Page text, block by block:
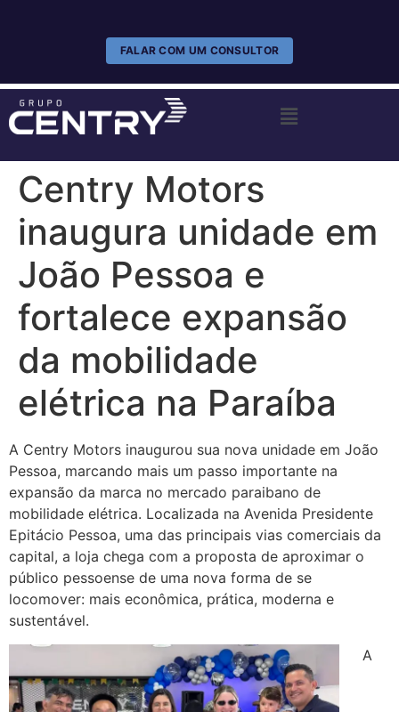
FALAR COM UM CONSULTOR
Centry Motors
inaugura unidade em
João Pessoa e
fortalece expansão
da mobilidade
elétrica na Paraíba
A Centry Motors inaugurou sua nova unidade em João
Pessoa, marcando mais um passo importante na
expansão da marca no mercado paraibano de
mobilidade elétrica. Localizada na Avenida Presidente
Epitácio Pessoa, uma das principais vias comerciais da
capital, a loja chega com a proposta de aproximar o
público pessoense de uma nova forma de se
locomover: mais econômica, prática, moderna e
sustentável.
A